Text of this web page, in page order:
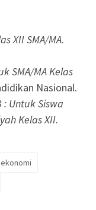
XII SMA/MA.
SMA/MA Kelas
Nasional.
: Untuk Siswa
Kelas XII.